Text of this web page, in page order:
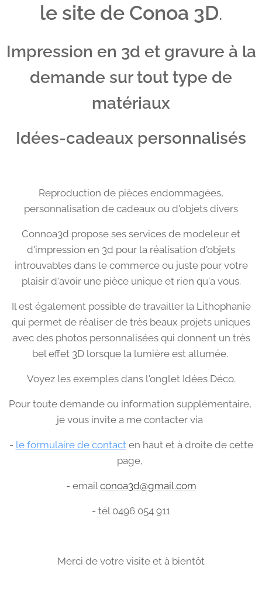
le site de Conoa 3D.
Impression en 3d et gravure à la
demande sur tout type de
matériaux
Idées-cadeaux personnalisés
Reproduction de pièces endommagées,
personnalisation de cadeaux ou d'objets divers
Connoa3d propose ses services de modeleur et
d'impression en 3d pour la réalisation d'objets
introuvables dans le commerce ou juste pour votre
plaisir d'avoir une pièce unique et rien qu'a vous.
Il est également possible de travailler la Lithophanie
qui permet de réaliser de très beaux projets uniques
avec des photos personnalisées qui donnent un très
bel effet 3D lorsque la lumière est allumée.
Voyez les exemples dans l'onglet Idées Déco.
Pour toute demande ou information supplémentaire,
je vous invite a me contacter via
- le formulaire de contact en haut et à droite de cette
page,
- email conoa3d@gmail.com
- tél 0496 054 911
Merci de votre visite et à bientôt